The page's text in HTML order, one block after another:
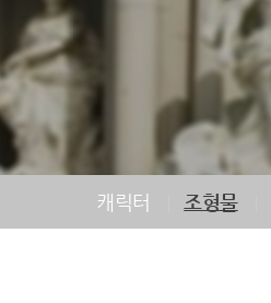
캐릭터 조형물